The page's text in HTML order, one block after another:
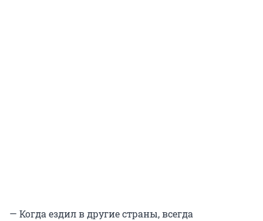
— Когда ездил в другие страны, всегда